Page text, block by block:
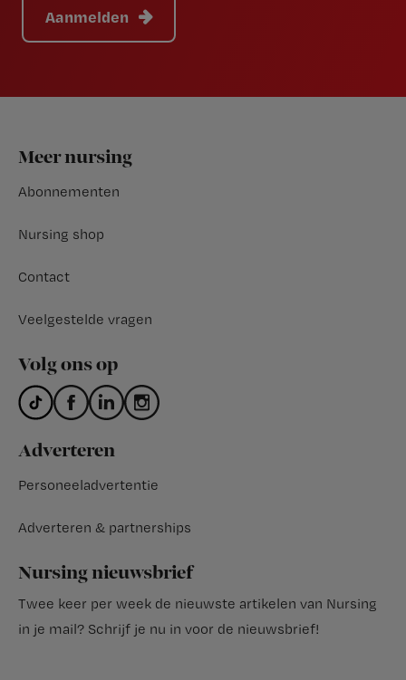
Aanmelden
Footer
Meer nursing
Abonnementen
Nursing shop
Contact
Veelgestelde vragen
Volg ons op
Adverteren
Personeeladvertentie
Adverteren & partnerships
Nursing nieuwsbrief
Twee keer per week de nieuwste artikelen van Nursing
in je mail? Schrijf je nu in voor de nieuwsbrief!